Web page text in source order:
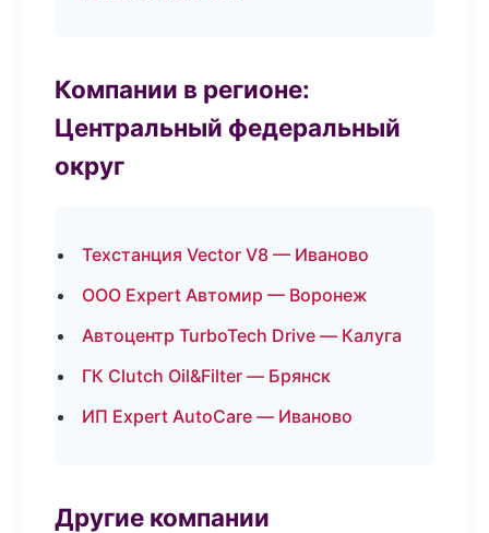
Компании в регионе:
Центральный федеральный
округ
Техстанция Vector V8 — Иваново
ООО Expert Автомир — Воронеж
Автоцентр TurboTech Drive — Калуга
ГК Clutch Oil&Filter — Брянск
ИП Expert AutoCare — Иваново
Другие компании